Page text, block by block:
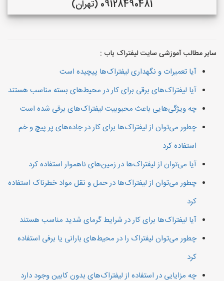
09128490481 (تهران)
سایر مطالب آموزشی سایت لیفتراک یاب :
آیا تعمیرات و نگهداری لیفتراک‌ها پیچیده است
آیا لیفتراک‌های برقی برای کار در محیط‌های بسته مناسب هستند
چه ویژگی‌هایی باعث محبوبیت لیفتراک‌های برقی شده است
چطور می‌توان از لیفتراک‌ها برای کار در جاده‌های پر پیچ و خم
استفاده کرد
آیا می‌توان از لیفتراک‌ها در زمین‌های ناهموار استفاده کرد
چطور می‌توان از لیفتراک‌ها در حمل و نقل مواد خطرناک استفاده
کرد
آیا لیفتراک‌ها برای کار در شرایط گرمای شدید مناسب هستند
چطور می‌توان لیفتراک را در محیط‌های بارانی یا برفی استفاده
کرد
چه مزایایی در استفاده از لیفتراک‌های بدون کابین وجود دارد